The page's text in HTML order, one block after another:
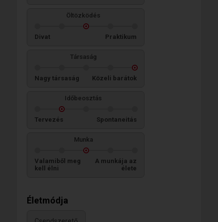
Öltözködés
Divat Praktikum
Társaság
Nagy társaság Közeli barátok
Időbeosztás
Tervezés Spontaneitás
Munka
Valamiből meg
kell élni
A munkája az
élete
Életmódja